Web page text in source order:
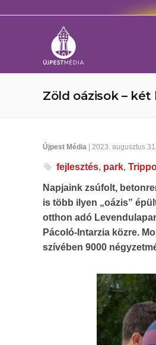
Zöld oázisok –
Újpest Média | 2023. augusztus
fejlesztés, park,
Napjaink zsúfolt,
is több ilyen „oázis”
otthon adó
Pácoló-Intarzia közre.
szívében 9000